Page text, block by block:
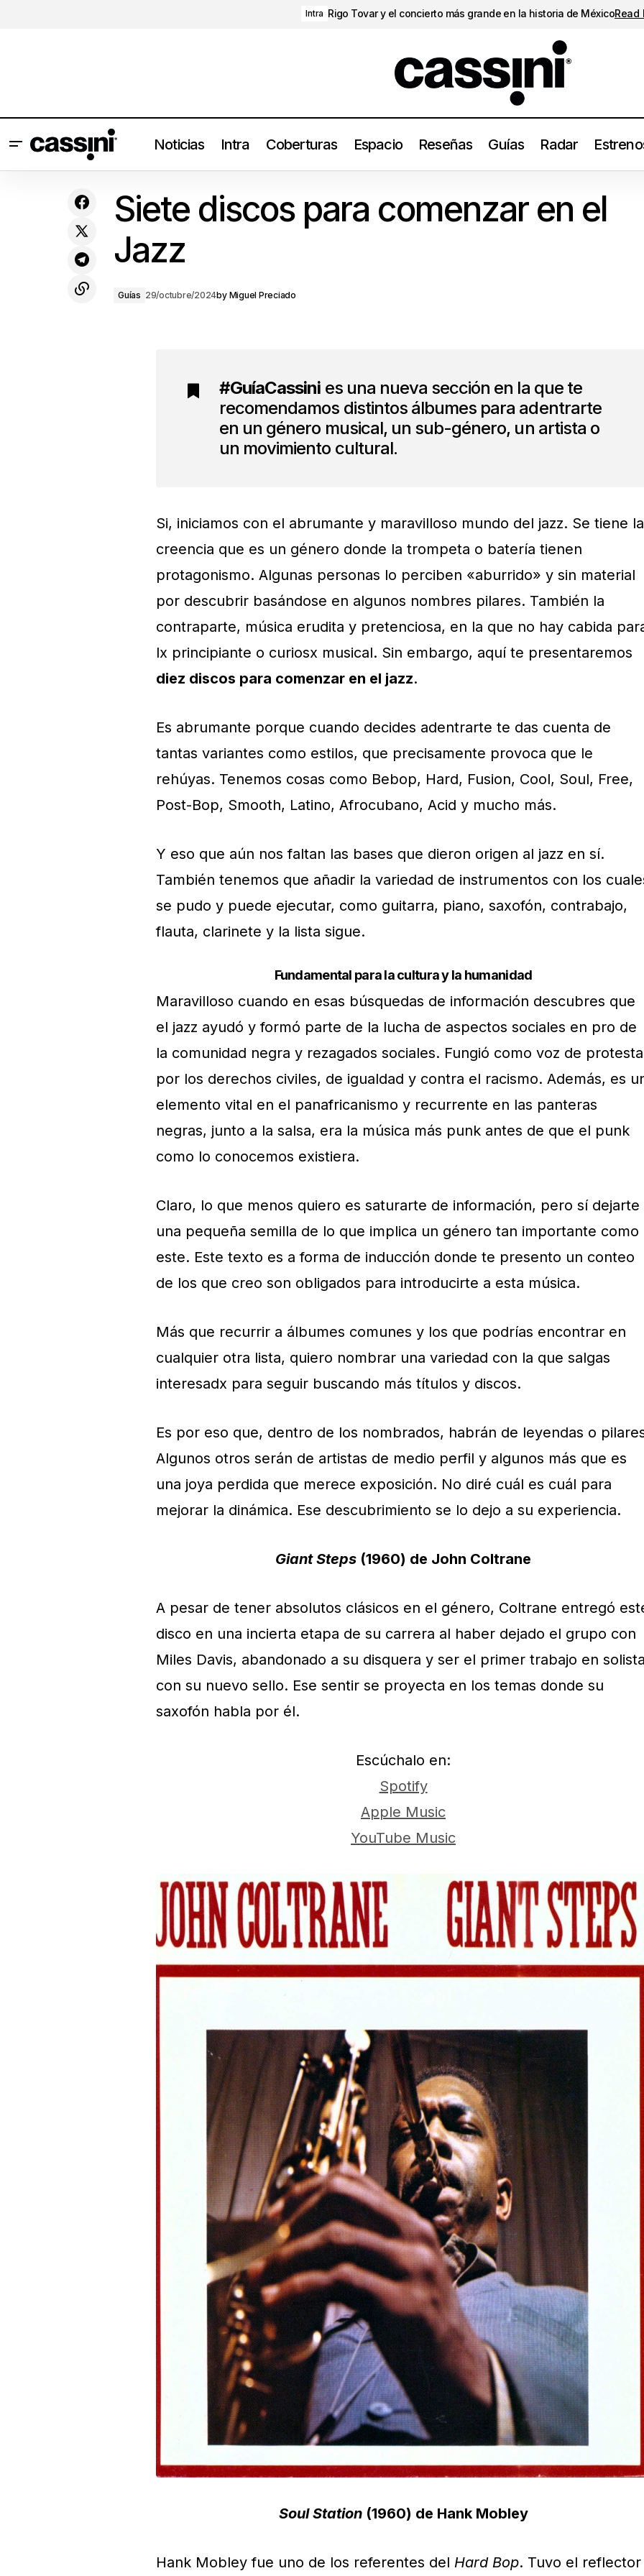
Intra Rigo Tovar y el concierto más grande en la historia de MéxicoRead
Noticias Intra Coberturas Espacio Reseñas Guías Radar
GDL y MTY
Siete discos para comenzar en el
Jazz
Guías 29/octubre/2024by Miguel Preciado
#GuíaCassini es una nueva sección en la que te
recomendamos distintos álbumes para adentrarte
en un género musical, un sub-género, un artista o
un movimiento cultural.
Si, iniciamos con el abrumante y maravilloso mundo del jazz. Se tiene la
creencia que es un género donde la trompeta o batería tienen
protagonismo. Algunas personas lo perciben «aburrido» y sin material
por descubrir basándose en algunos nombres pilares. También la
contraparte, música erudita y pretenciosa, en la que no hay cabida
lx principiante o curiosx musical. Sin embargo, aquí te presentaremos
diez discos para comenzar en el jazz.
Es abrumante porque cuando decides adentrarte te das cuenta de
tantas variantes como estilos, que precisamente provoca que le
rehúyas. Tenemos cosas como Bebop, Hard, Fusion, Cool, Soul, Free,
Post-Bop, Smooth, Latino, Afrocubano, Acid y mucho más.
Y eso que aún nos faltan las bases que dieron origen al jazz en sí.
También tenemos que añadir la variedad de instrumentos con los
se pudo y puede ejecutar, como guitarra, piano, saxofón, contrabajo,
flauta, clarinete y la lista sigue.
Fundamental para la cultura y la humanidad
Maravilloso cuando en esas búsquedas de información descubres que
el jazz ayudó y formó parte de la lucha de aspectos sociales en pro de
la comunidad negra y rezagados sociales. Fungió como voz de protesta
por los derechos civiles, de igualdad y contra el racismo. Además, es
elemento vital en el panafricanismo y recurrente en las panteras
negras, junto a la salsa, era la música más punk antes de que el punk
como lo conocemos existiera.
Claro, lo que menos quiero es saturarte de información, pero sí dejarte
una pequeña semilla de lo que implica un género tan importante como
este. Este texto es a forma de inducción donde te presento un conteo
de los que creo son obligados para introducirte a esta música.
Más que recurrir a álbumes comunes y los que podrías encontrar en
cualquier otra lista, quiero nombrar una variedad con la que salgas
interesadx para seguir buscando más títulos y discos.
Es por eso que, dentro de los nombrados, habrán de leyendas o
Algunos otros serán de artistas de medio perfil y algunos más que es
una joya perdida que merece exposición. No diré cuál es cuál para
mejorar la dinámica. Ese descubrimiento se lo dejo a su experiencia.
Giant Steps (1960) de John Coltrane
A pesar de tener absolutos clásicos en el género, Coltrane entregó
disco en una incierta etapa de su carrera al haber dejado el grupo con
Miles Davis, abandonado a su disquera y ser el primer trabajo en
con su nuevo sello. Ese sentir se proyecta en los temas donde su
saxofón habla por él.
Escúchalo en:
Spotify
Apple Music
YouTube Music
Soul Station(1960) de Hank Mobley
Hank Mobley fue uno de los referentes del Hard Bop. Tuvo el reflector